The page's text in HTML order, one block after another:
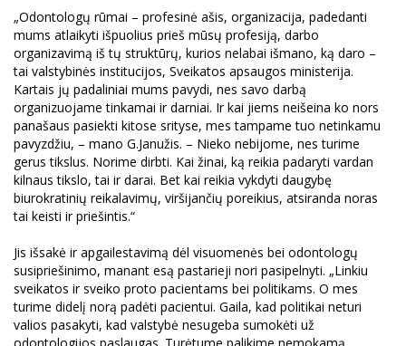
„Odontologų rūmai – profesinė ašis, organizacija, padedanti
mums atlaikyti išpuolius prieš mūsų profesiją, darbo
organizavimą iš tų struktūrų, kurios nelabai išmano, ką daro –
tai valstybinės institucijos, Sveikatos apsaugos ministerija.
Kartais jų padaliniai mums pavydi, nes savo darbą
organizuojame tinkamai ir darniai. Ir kai jiems neišeina ko nors
panašaus pasiekti kitose srityse, mes tampame tuo netinkamu
pavyzdžiu, – mano G.Janužis. – Nieko nebijome, nes turime
gerus tikslus. Norime dirbti. Kai žinai, ką reikia padaryti vardan
kilnaus tikslo, tai ir darai. Bet kai reikia vykdyti daugybę
biurokratinių reikalavimų, viršijančių poreikius, atsiranda noras
tai keisti ir priešintis.“
Jis išsakė ir apgailestavimą dėl visuomenės bei odontologų
susipriešinimo, manant esą pastarieji nori pasipelnyti. „Linkiu
sveikatos ir sveiko proto pacientams bei politikams. O mes
turime didelį norą padėti pacientui. Gaila, kad politikai neturi
valios pasakyti, kad valstybė nesugeba sumokėti už